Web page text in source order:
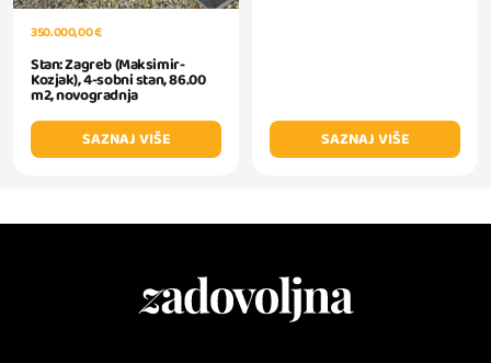
350.000,00 €
Stan: Zagreb (Maksimir-
Kozjak), 4-sobni stan, 86.00
m2, novogradnja
SAZNAJ VIŠE
SAZNAJ VIŠE